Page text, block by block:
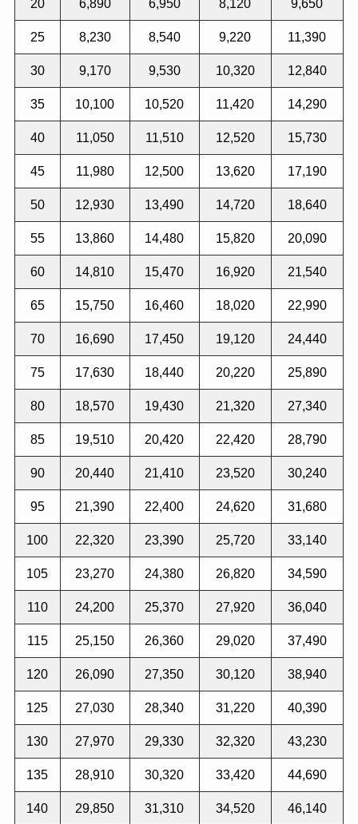
25 8,230 8,540 9,220 11,390
30 9,170 9,530 10,320 12,840
35 10,100 10,520 11,420 14,290
40 11,050 11,510 12,520 15,730
45 11,980 12,500 13,620 17,190
50 12,930 13,490 14,720 18,640
55 13,860 14,480 15,820 20,090
60 14,810 15,470 16,920 21,540
65 15,750 16,460 18,020 22,990
70 16,690 17,450 19,120 24,440
75 17,630 18,440 20,220 25,890
80 18,570 19,430 21,320 27,340
85 19,510 20,420 22,420 28,790
90 20,440 21,410 23,520 30,240
95 21,390 22,400 24,620 31,680
100 22,320 23,390 25,720 33,140
105 23,270 24,380 26,820 34,590
110 24,200 25,370 27,920 36,040
115 25,150 26,360 29,020 37,490
120 26,090 27,350 30,120 38,940
125 27,030 28,340 31,220 40,390
130 27,970 29,330 32,320 43,230
135 28,910 30,320 33,420 44,690
140 29,850 31,310 34,520 46,140